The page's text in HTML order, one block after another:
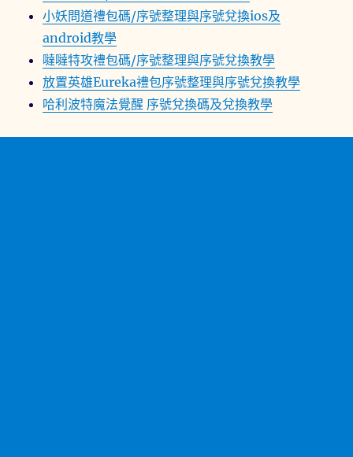
小妖問道禮包碼/序號整理與序號兌換ios及
android教學
噠噠特攻禮包碼/序號整理與序號兌換教學
放置英雄Eureka禮包序號整理與序號兌換教學
哈利波特魔法覺醒 序號兌換碼及兌換教學